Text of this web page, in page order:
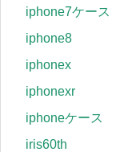
iphone7ケース
iphone8
iphonex
iphonexr
iphoneケース
iris60th